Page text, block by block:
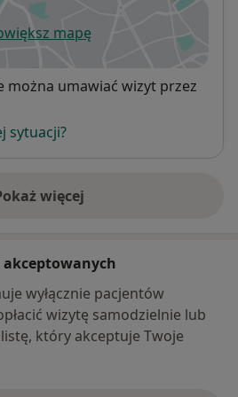
mapę
otwiera się w nowej karcie
można umawiać wizyt przez
sytuacji?
więcej
o adresie
akceptowanych
wyłącznie pacjentów
wizytę samodzielnie lub
który akceptuje Twoje